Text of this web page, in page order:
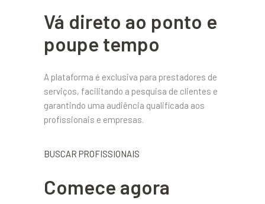
Vá direto ao ponto e
poupe tempo
A plataforma é exclusiva para prestadores de
serviços, facilitando a pesquisa de clientes e
garantindo uma audiência qualificada aos
profissionais e empresas.
BUSCAR PROFISSIONAIS
Comece agora